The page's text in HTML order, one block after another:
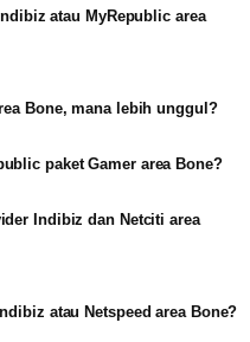
atau MyRepublic area
Bone, mana lebih unggul?
paket Gamer area Bone?
Indibiz dan Netciti area
atau Netspeed area Bone?